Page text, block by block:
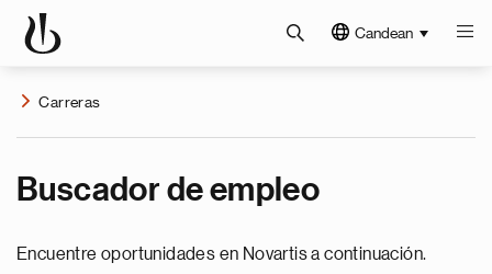
Candean
Carreras
Buscador de empleo
Encuentre oportunidades en Novartis a continuación.